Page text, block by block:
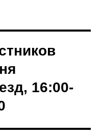
16:00-